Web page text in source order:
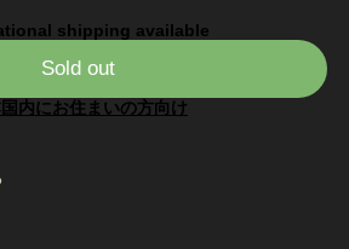
shipping available
Sold out
国内にお住まいの方向け